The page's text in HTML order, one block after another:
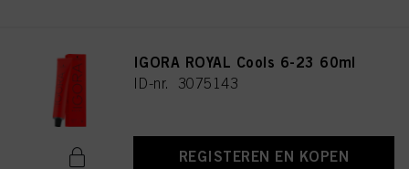
IGORA ROYAL Cools 6-23 60ml
ID-nr. 3075143
REGISTEREN EN KOPEN